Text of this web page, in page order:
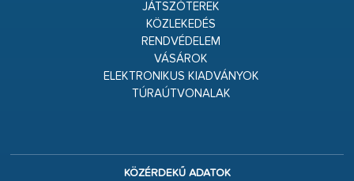
JÁTSZÓTEREK
KÖZLEKEDÉS
RENDVÉDELEM
VÁSÁROK
ELEKTRONIKUS KIADVÁNYOK
TÚRAÚTVONALAK
KÖZÉRDEKŰ ADATOK